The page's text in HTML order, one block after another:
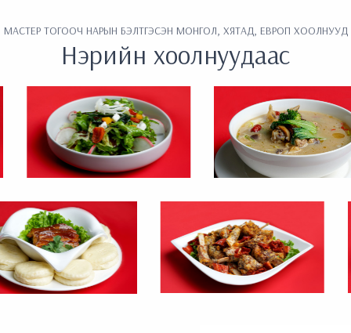
МАСТЕР ТОГООЧ НАРЫН БЭЛТГЭСЭН МОНГОЛ, ХЯТАД, ЕВРОП ХООЛНУУД
Нэрийн хоолнуудаас